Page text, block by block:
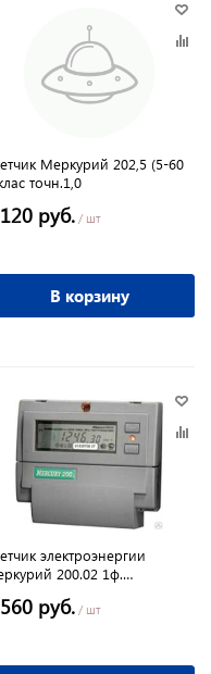
Меркурий 202,5 (5-60
точн.1,0
руб. / шт
В корзину
электроэнергии
200.02 1ф.
руб. / шт